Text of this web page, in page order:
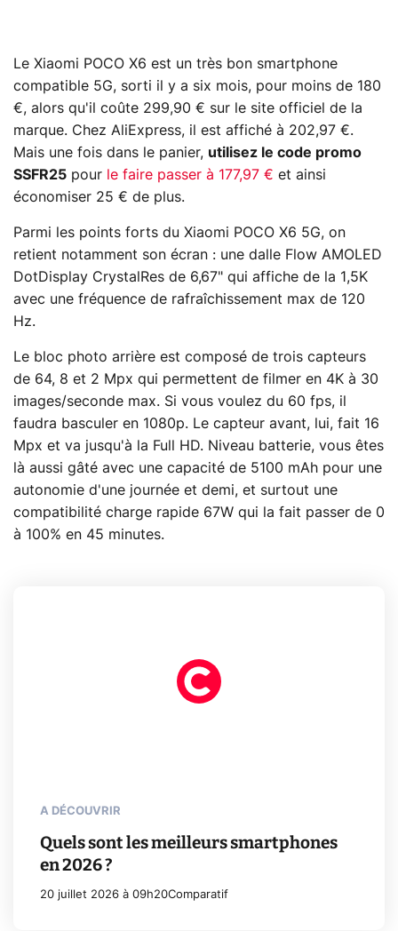
Le Xiaomi POCO X6 est un très bon smartphone
compatible 5G, sorti il y a six mois, pour moins de 180
€, alors qu'il coûte 299,90 € sur le site officiel de la
marque. Chez AliExpress, il est affiché à 202,97 €.
Mais une fois dans le panier, utilisez le code promo
SSFR25 pour le faire passer à 177,97 € et ainsi
économiser 25 € de plus.
Parmi les points forts du Xiaomi POCO X6 5G, on
retient notamment son écran : une dalle Flow AMOLED
DotDisplay CrystalRes de 6,67" qui affiche de la 1,5K
avec une fréquence de rafraîchissement max de 120
Hz.
Le bloc photo arrière est composé de trois capteurs
de 64, 8 et 2 Mpx qui permettent de filmer en 4K à 30
images/seconde max. Si vous voulez du 60 fps, il
faudra basculer en 1080p. Le capteur avant, lui, fait 16
Mpx et va jusqu'à la Full HD. Niveau batterie, vous êtes
là aussi gâté avec une capacité de 5100 mAh pour une
autonomie d'une journée et demi, et surtout une
compatibilité charge rapide 67W qui la fait passer de 0
à 100% en 45 minutes.
A DÉCOUVRIR
Quels sont les meilleurs smartphones
en 2026 ?
20 juillet 2026 à 09h20Comparatif